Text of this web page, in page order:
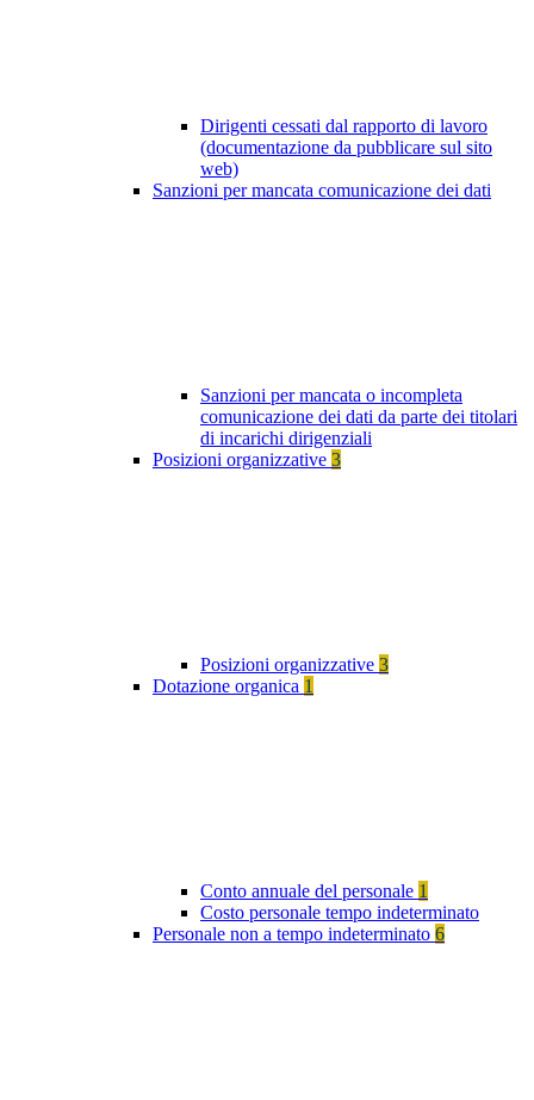
Dirigenti cessati dal rapporto di lavoro
(documentazione da pubblicare sul sito
web)
Sanzioni per mancata comunicazione dei dati
Sanzioni per mancata o incompleta
comunicazione dei dati da parte dei titolari
di incarichi dirigenziali
Posizioni organizzative 3
Posizioni organizzative 3
Dotazione organica 1
Conto annuale del personale 1
Costo personale tempo indeterminato
Personale non a tempo indeterminato 6